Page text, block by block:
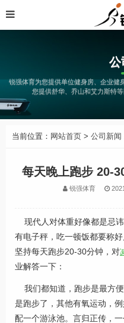
公
锐强体育为您提供单位健身房、企业健
您提供舒华、乔山和艾力斯特
当前位置： 网站首页 > 公司新闻
每天晚上跑步 20-
锐强体育
现代人对体重好像都是忌
有电子秤，吃一顿饭都要称
坚持每天跑步20-30分钟，对
业解答一下：
我们都知道，跑步是最方
是跑步了，其他有氧运动，
配一个游泳池。言归正传，